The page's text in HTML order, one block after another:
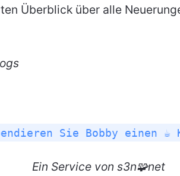
Überblick über alle
Sie Bobby einen
Ein Service von s3n🧩net